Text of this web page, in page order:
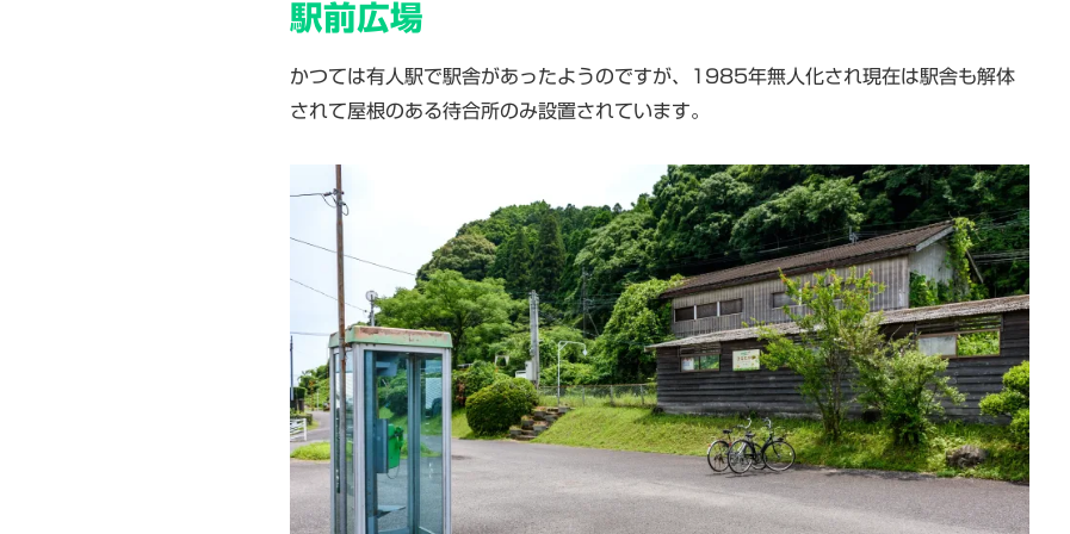
駅前広場
かつては有人駅で駅舎があったようのですが、1985年無人化され現在は駅舎も解体
されて屋根のある待合所のみ設置されています。